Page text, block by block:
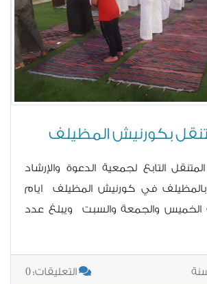
بكورنيش المظيلف
التابع لجمعية الدعوة والإرشاد
بالمظيلف في كورنيش المظيلف ايام
الخميس والجمعة والسبت ويبلغ عدد
التعليقات:0